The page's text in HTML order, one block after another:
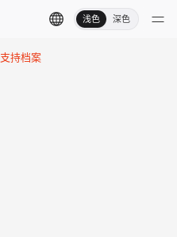
浅色 深色
支持档案